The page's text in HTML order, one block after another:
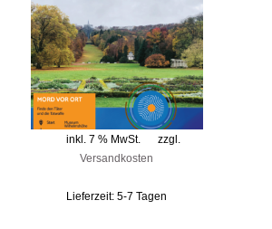
inkl. 7 % MwSt.
zzgl.
Versandkosten
Lieferzeit:5-7 Tagen